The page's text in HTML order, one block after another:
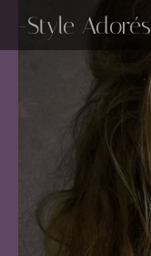
-Style Adorés